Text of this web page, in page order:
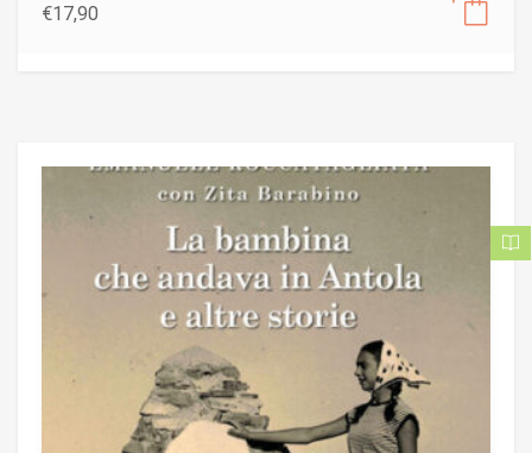
€17,90